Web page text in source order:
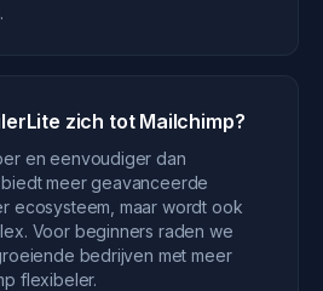
zich tot Mailchimp?
en eenvoudiger dan
biedt meer geavanceerde
ecosysteem, maar wordt ook
Voor beginners raden we
bedrijven met meer
flexibeler.